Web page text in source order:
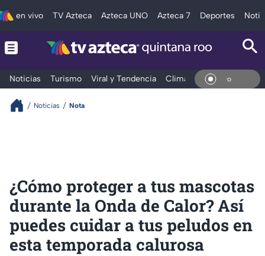
en vivo TV Azteca Azteca UNO Azteca 7 Deportes
Noticias Turismo Viral y Tendencia Clima Tráfico En
Noticias Nota
¿Cómo proteger a tus mascotas
durante la Onda de Calor? Así
puedes cuidar a tus peludos en
esta temporada calurosa